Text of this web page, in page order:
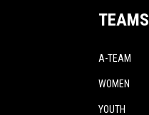
TEAMS
A-TEAM
WOMEN
YOUTH